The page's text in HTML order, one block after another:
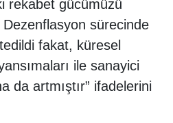
rekabet gücümüzü
sürecinde
fakat, küresel
ile sanayici
da artmıştır” ifadelerini